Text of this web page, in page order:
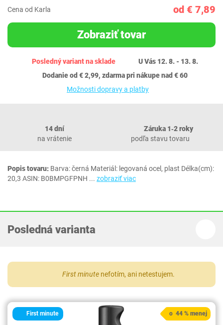
Cena od Karla od € 7,89
Zobraziť tovar
Posledný variant na sklade
U Vás 12. 8. - 13. 8.
Dodanie od € 2,99, zdarma pri nákupe nad € 60
Možnosti dopravy a platby
14 dní
na vrátenie
Záruka 1‐2 roky
podľa stavu tovaru
Popis tovaru: Barva: černá Materiál: legovaná ocel, plast Délka(cm):
20,3 ASIN: B0BMPGFPNH ... zobraziť viac
Posledná varianta
First minute nefotím, ani netestujem.
First minute o 44 % menej